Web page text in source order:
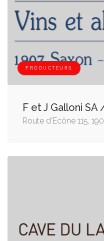
PRODUCTEURS
F et J Galloni
Route d'Ecône 115,